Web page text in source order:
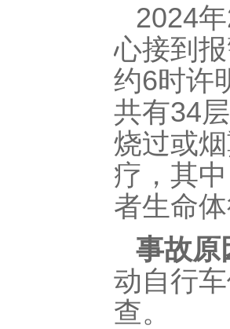
2024
心接到
约6时许
共有34
烧过或
疗，其
者生命
事故原
动自行
查。